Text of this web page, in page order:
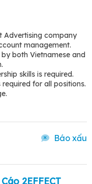
Advertising company
management.
both Vietnamese and
skills is required.
for all positions.
Báo xấu
2EFFECT